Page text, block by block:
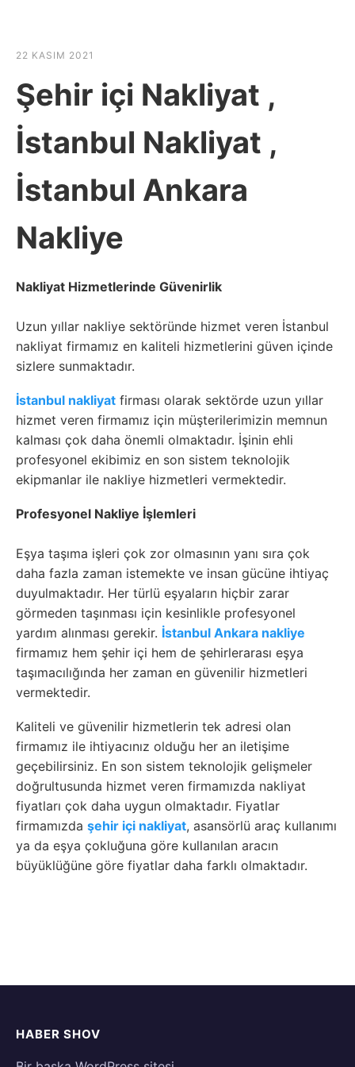
22 KASIM 2021
Şehir içi Nakliyat ,
İstanbul Nakliyat ,
İstanbul Ankara
Nakliye
Nakliyat Hizmetlerinde Güvenirlik
Uzun yıllar nakliye sektöründe hizmet veren İstanbul
nakliyat firmamız en kaliteli hizmetlerini güven içinde
sizlere sunmaktadır.
İstanbul nakliyat firması olarak sektörde uzun yıllar
hizmet veren firmamız için müşterilerimizin memnun
kalması çok daha önemli olmaktadır. İşinin ehli
profesyonel ekibimiz en son sistem teknolojik
ekipmanlar ile nakliye hizmetleri vermektedir.
Profesyonel Nakliye İşlemleri
Eşya taşıma işleri çok zor olmasının yanı sıra çok
daha fazla zaman istemekte ve insan gücüne ihtiyaç
duyulmaktadır. Her türlü eşyaların hiçbir zarar
görmeden taşınması için kesinlikle profesyonel
yardım alınması gerekir. İstanbul Ankara nakliye
firmamız hem şehir içi hem de şehirlerarası eşya
taşımacılığında her zaman en güvenilir hizmetleri
vermektedir.
Kaliteli ve güvenilir hizmetlerin tek adresi olan
firmamız ile ihtiyacınız olduğu her an iletişime
geçebilirsiniz. En son sistem teknolojik gelişmeler
doğrultusunda hizmet veren firmamızda nakliyat
fiyatları çok daha uygun olmaktadır. Fiyatlar
firmamızda şehir içi nakliyat, asansörlü araç kullanımı
ya da eşya çokluğuna göre kullanılan aracın
büyüklüğüne göre fiyatlar daha farklı olmaktadır.
HABER SHOV